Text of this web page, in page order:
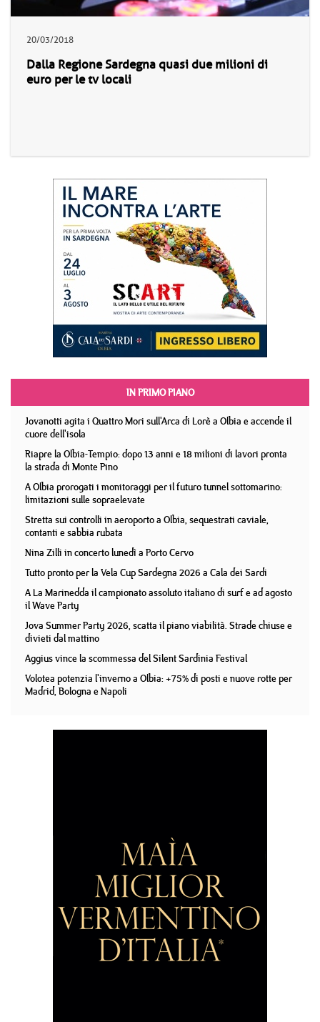
20/03/2018
Dalla Regione Sardegna quasi due milioni di
euro per le tv locali
IN PRIMO PIANO
Jovanotti agita i Quattro Mori sull'Arca di Lorè a Olbia e accende il
cuore dell'isola
Riapre la Olbia-Tempio: dopo 13 anni e 18 milioni di lavori pronta
la strada di Monte Pino
A Olbia prorogati i monitoraggi per il futuro tunnel sottomarino:
limitazioni sulle sopraelevate
Stretta sui controlli in aeroporto a Olbia, sequestrati caviale,
contanti e sabbia rubata
Nina Zilli in concerto lunedì a Porto Cervo
Tutto pronto per la Vela Cup Sardegna 2026 a Cala dei Sardi
A La Marinedda il campionato assoluto italiano di surf e ad agosto
il Wave Party
Jova Summer Party 2026, scatta il piano viabilità. Strade chiuse e
divieti dal mattino
Aggius vince la scommessa del Silent Sardinia Festival
Volotea potenzia l'inverno a Olbia: +75% di posti e nuove rotte per
Madrid, Bologna e Napoli